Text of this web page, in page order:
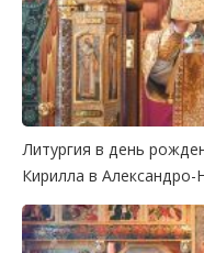
Литургия в день
Кирилла в Александро-